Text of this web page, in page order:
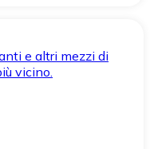
e altri mezzi di
vicino.